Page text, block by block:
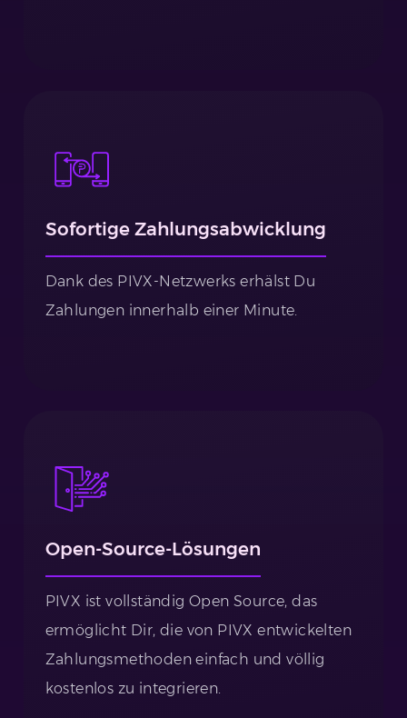
Sofortige Zahlungsabwicklung
Dank des PIVX-Netzwerks erhälst Du
Zahlungen innerhalb einer Minute.
Open-Source-Lösungen
PIVX ist vollständig Open Source, das
ermöglicht Dir, die von PIVX entwickelten
Zahlungsmethoden einfach und völlig
kostenlos zu integrieren.